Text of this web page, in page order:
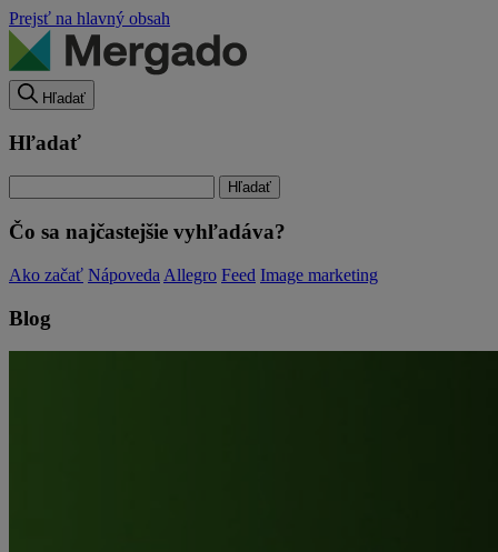
Prejsť na hlavný obsah
Hľadať
Hľadať
Čo sa najčastejšie vyhľadáva?
Ako začať Nápoveda Allegro Feed Image marketing
Blog